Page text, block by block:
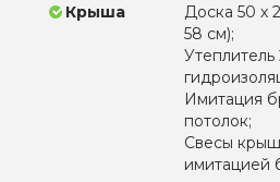
Крыша
Доска 50 х
58 см);
Имитация
потолок;
Свесы
имитацией